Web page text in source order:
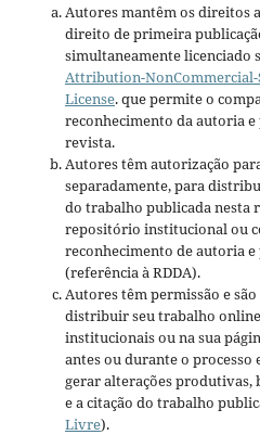
Autores mantêm os direitos
direito de primeira
simultaneamente licenciado
Attribution-
License. que permite o
reconhecimento da autoria
revista.
Autores têm autorização
separadamente, para
do trabalho publicada nesta
repositório institucional ou
reconhecimento de autoria
(referência à RDDA).
Autores têm permissão e
distribuir seu trabalho
institucionais ou na sua
antes ou durante o
gerar alterações produtivas,
e a citação do trabalho
Livre).